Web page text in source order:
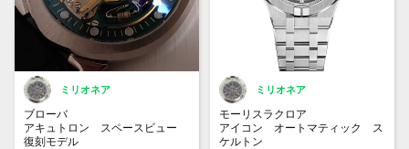
ミリオネア
ブローバ
アキュトロン スペースビュー
復刻モデル
ミリオネア
モーリスラクロア
アイコン オートマティック ス
ケルトン